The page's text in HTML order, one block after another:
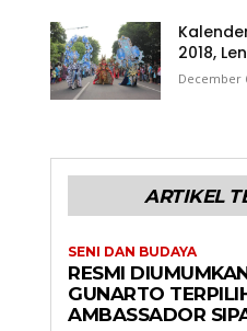
2018,
December
ARTIKEL
SENI DAN BUDAYA
RESMI
GUNARTO
AMBASSADOR